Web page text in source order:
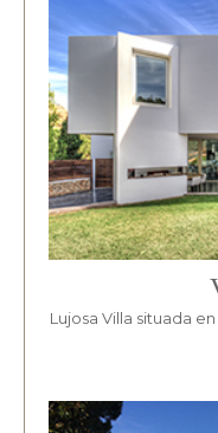
Lujosa Villa situada